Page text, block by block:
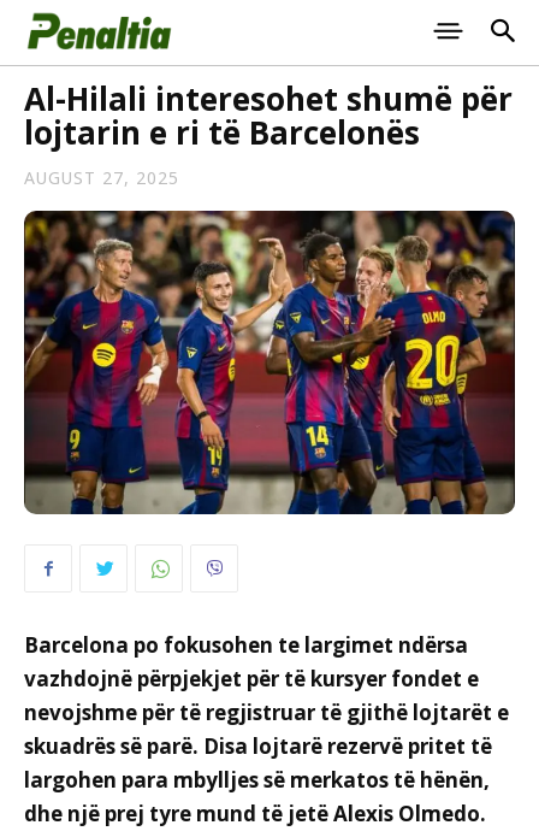
Al-Hilali interesohet shumë për
lojtarin e ri të Barcelonës
AUGUST 27, 2025
Barcelona po fokusohen te largimet ndërsa
vazhdojnë përpjekjet për të kursyer fondet e
nevojshme për të regjistruar të gjithë lojtarët e
skuadrës së parë. Disa lojtarë rezervë pritet të
largohen para mbylljes së merkatos të hënën,
dhe një prej tyre mund të jetë Alexis Olmedo.